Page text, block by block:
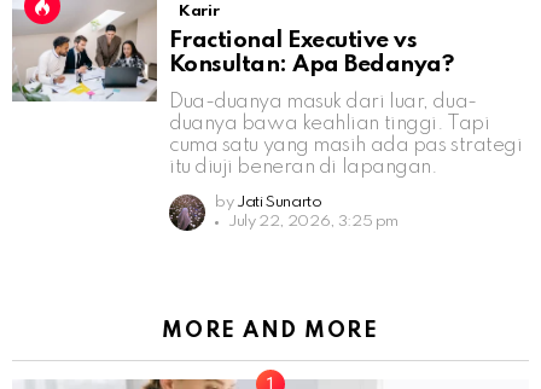
Karir
Fractional Executive vs
Konsultan: Apa Bedanya?
Dua-duanya masuk dari luar, dua-
duanya bawa keahlian tinggi. Tapi
cuma satu yang masih ada pas strategi
itu diuji beneran di lapangan.
by Jati Sunarto
July 22, 2026, 3:25 pm
MORE AND MORE